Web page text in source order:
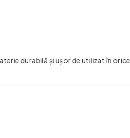
durabilă și ușor de utilizat în orice